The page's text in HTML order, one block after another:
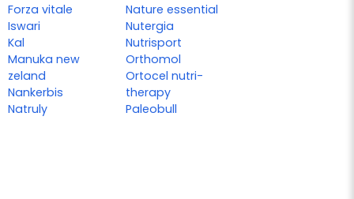
Forza vitale
Iswari
Kal
Manuka new
zeland
Nankerbis
Natruly
Nature essential
Nutergia
Nutrisport
Orthomol
Ortocel nutri-
therapy
Paleobull